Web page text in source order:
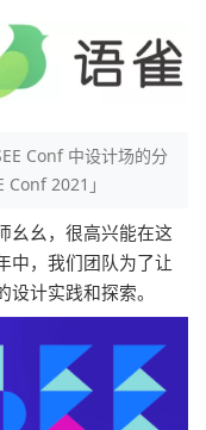
Conf 中设计场的分
2021」
幺幺，很高兴能在这
中，我们团队为了让
计实践和探索。